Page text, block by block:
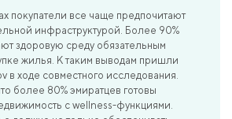
покупатели все чаще предпочитают
инфраструктурой. Более 90%
здоровую среду обязательным
жилья. К таким выводам пришли
в ходе совместного исследования.
более 80% эмиратцев готовы
с wellness-функциями.